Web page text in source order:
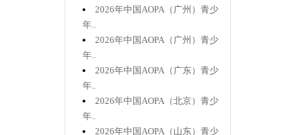
2026年中国AOPA（广州）青少
年..
2026年中国AOPA（广州）青少
年..
2026年中国AOPA（广东）青少
年..
2026年中国AOPA（北京）青少
年..
2026年中国AOPA（山东）青少